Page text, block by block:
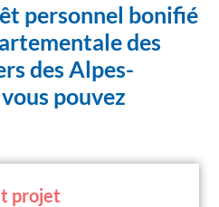
personnel bonifié
des
des Alpes-
pouvez
projet